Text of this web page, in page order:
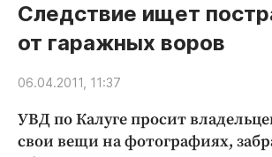
Новости компаний
Статьи
Народные новости
Благоустройство
Следствие ищет
от гаражных воров
06.04.2011, 11:37
УВД по Калуге просит
свои вещи на фотографиях,